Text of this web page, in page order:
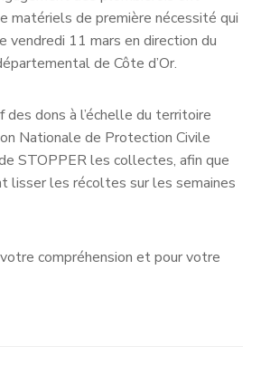
matériels de première nécessité qui
11 mars en direction du
de Côte d’Or.
des dons à l’échelle du territoire
Nationale de Protection Civile
STOPPER les collectes, afin que
lisser les récoltes sur les semaines
compréhension et pour votre